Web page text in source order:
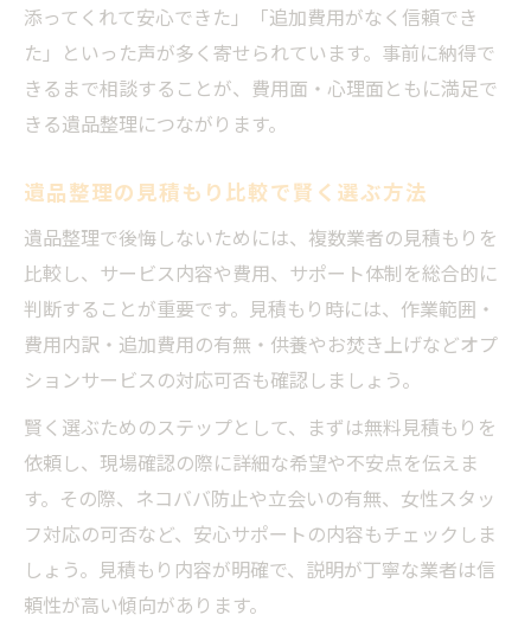
添ってくれて安心できた」「追加費用がなく信頼でき
た」といった声が多く寄せられています。事前に納得で
きるまで相談することが、費用面・心理面ともに満足で
きる遺品整理につながります。
遺品整理の見積もり比較で賢く選ぶ方法
遺品整理で後悔しないためには、複数業者の見積もりを
比較し、サービス内容や費用、サポート体制を総合的に
判断することが重要です。見積もり時には、作業範囲・
費用内訳・追加費用の有無・供養やお焚き上げなどオプ
ションサービスの対応可否も確認しましょう。
賢く選ぶためのステップとして、まずは無料見積もりを
依頼し、現場確認の際に詳細な希望や不安点を伝えま
す。その際、ネコババ防止や立会いの有無、女性スタッ
フ対応の可否など、安心サポートの内容もチェックしま
しょう。見積もり内容が明確で、説明が丁寧な業者は信
頼性が高い傾向があります。